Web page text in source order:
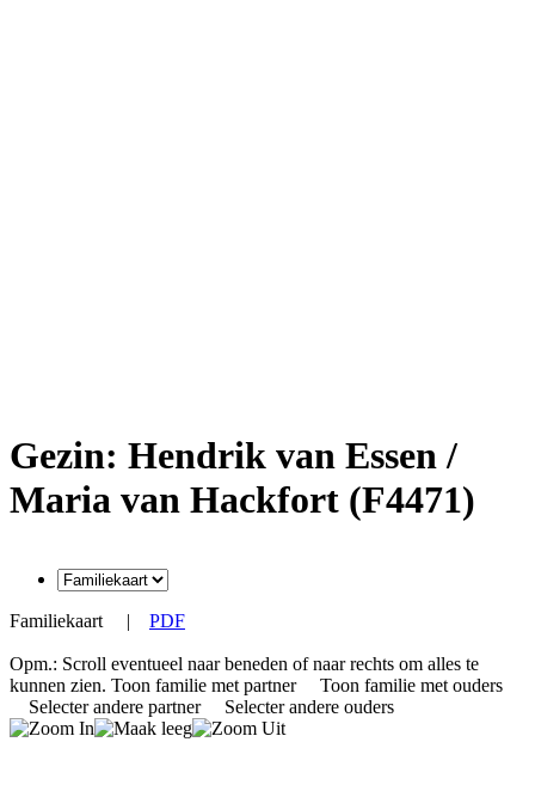
Gezin: Hendrik van Essen /
Maria van Hackfort (F4471)
Familiekaart | PDF
Opm.: Scroll eventueel naar beneden of naar rechts om alles te
kunnen zien. Toon familie met partner
Toon familie met ouders
Selecter andere partner
Selecter andere ouders